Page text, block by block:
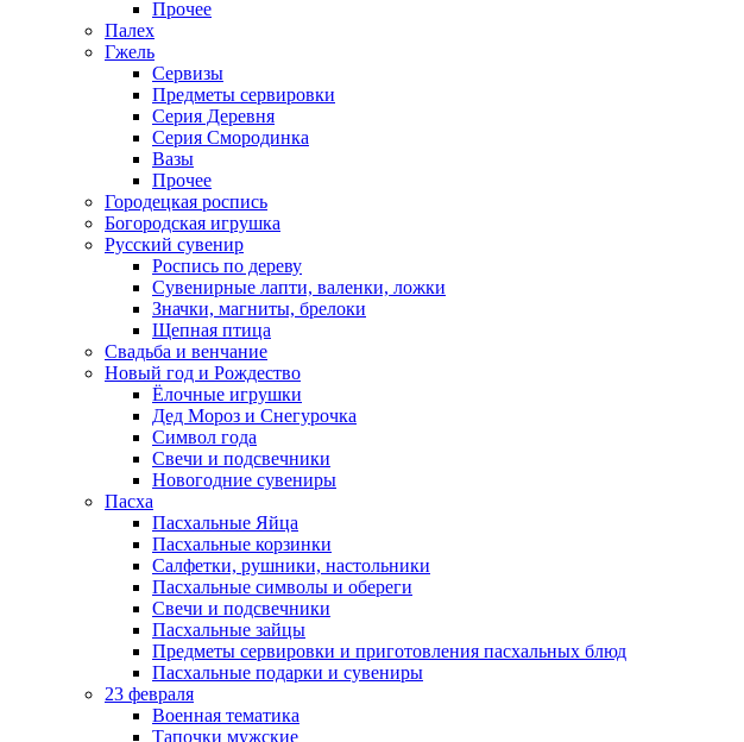
Прочее
Палех
Гжель
Сервизы
Предметы сервировки
Серия Деревня
Серия Смородинка
Вазы
Прочее
Городецкая роспись
Богородская игрушка
Русский сувенир
Роспись по дереву
Сувенирные лапти, валенки, ложки
Значки, магниты, брелоки
Щепная птица
Свадьба и венчание
Новый год и Рождество
Ёлочные игрушки
Дед Мороз и Снегурочка
Символ года
Свечи и подсвечники
Новогодние сувениры
Пасха
Пасхальные Яйца
Пасхальные корзинки
Салфетки, рушники, настольники
Пасхальные символы и обереги
Свечи и подсвечники
Пасхальные зайцы
Предметы сервировки и приготовления пасхальных блюд
Пасхальные подарки и сувениры
23 февраля
Военная тематика
Тапочки мужские